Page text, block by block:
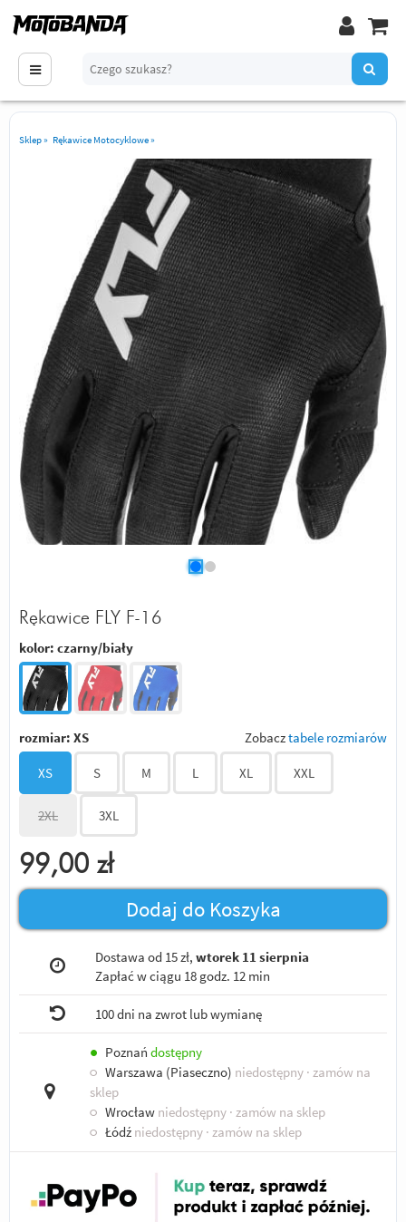
Sklep» Rękawice Motocyklowe»
Rękawice FLY F-16
kolor: czarny/biały
rozmiar: XS Zobacztabele rozmiarów
XS S M L XL XXL
2XL 3XL
99,00 zł
Dodaj do Koszyka
Dostawa od 15 zł, wtorek 11 sierpnia
Zapłać w ciągu 18 godz. 12 min
100 dni na zwrot lub wymianę
● Poznań dostępny
○ Warszawa (Piaseczno) niedostępny · zamów na
sklep
○ Wrocław niedostępny · zamów na sklep
○ Łódź niedostępny · zamów na sklep